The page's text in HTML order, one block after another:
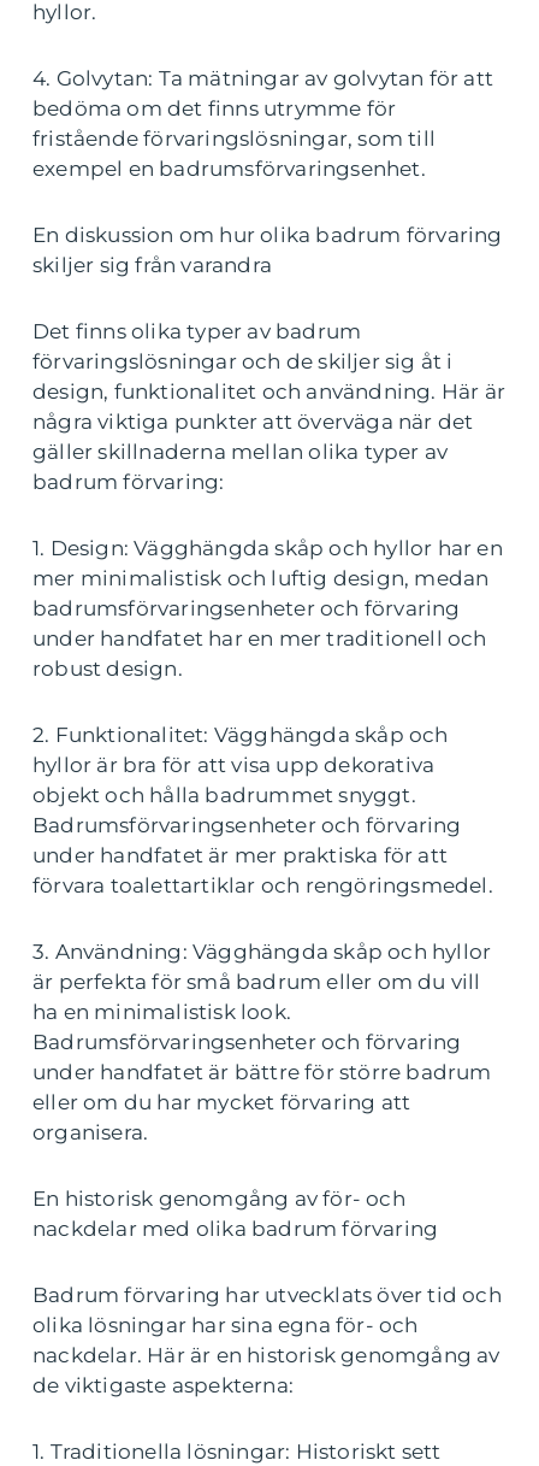
hyllor.
4. Golvytan: Ta mätningar av golvytan för att
bedöma om det finns utrymme för
fristående förvaringslösningar, som till
exempel en badrumsförvaringsenhet.
En diskussion om hur olika badrum förvaring
skiljer sig från varandra
Det finns olika typer av badrum
förvaringslösningar och de skiljer sig åt i
design, funktionalitet och användning. Här är
några viktiga punkter att överväga när det
gäller skillnaderna mellan olika typer av
badrum förvaring:
1. Design: Vägghängda skåp och hyllor har en
mer minimalistisk och luftig design, medan
badrumsförvaringsenheter och förvaring
under handfatet har en mer traditionell och
robust design.
2. Funktionalitet: Vägghängda skåp och
hyllor är bra för att visa upp dekorativa
objekt och hålla badrummet snyggt.
Badrumsförvaringsenheter och förvaring
under handfatet är mer praktiska för att
förvara toalettartiklar och rengöringsmedel.
3. Användning: Vägghängda skåp och hyllor
är perfekta för små badrum eller om du vill
ha en minimalistisk look.
Badrumsförvaringsenheter och förvaring
under handfatet är bättre för större badrum
eller om du har mycket förvaring att
organisera.
En historisk genomgång av för- och
nackdelar med olika badrum förvaring
Badrum förvaring har utvecklats över tid och
olika lösningar har sina egna för- och
nackdelar. Här är en historisk genomgång av
de viktigaste aspekterna:
1. Traditionella lösningar: Historiskt sett